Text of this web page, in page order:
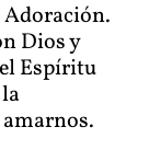
Dios y
Espíritu